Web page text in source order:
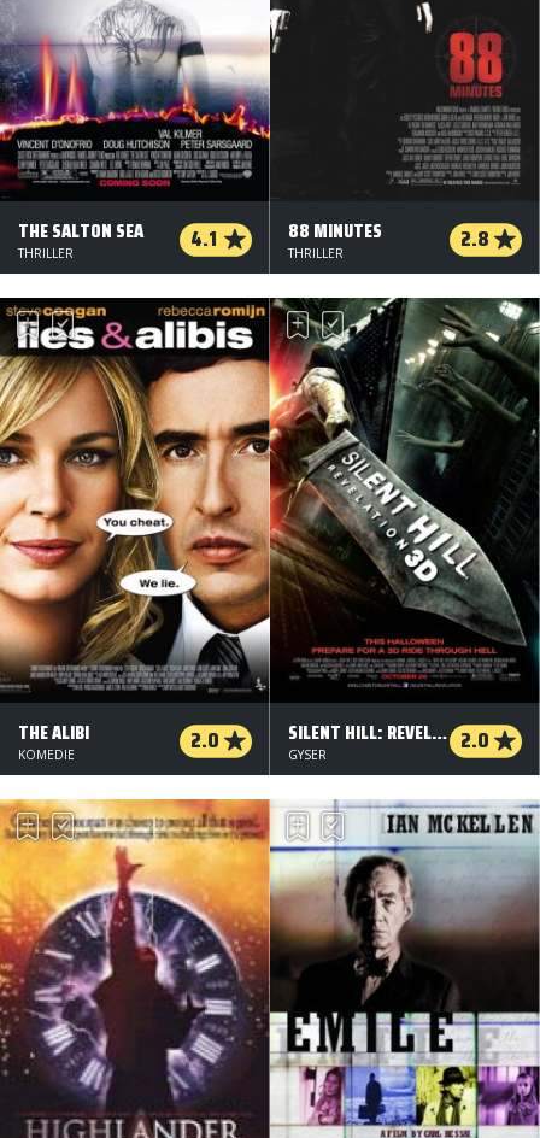
THE SALTON SEA 4.1
THRILLER
88 MINUTES 2.8
THRILLER
THE ALIBI 2.0
KOMEDIE
SILENT HILL: REVELATION 3D 2.0
GYSER